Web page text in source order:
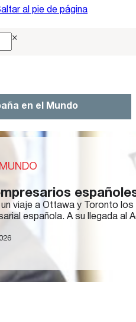
al pie de página
×
en el Mundo
un viaje a Ottawa y Toronto
española. A su llegada